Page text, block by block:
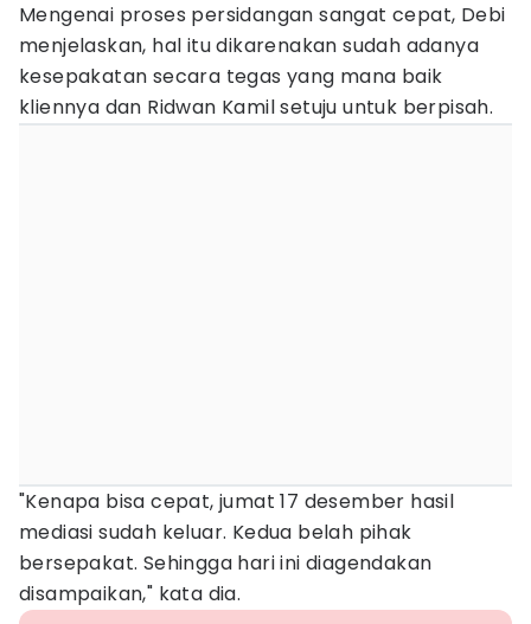
Mengenai proses persidangan sangat cepat, Debi
menjelaskan, hal itu dikarenakan sudah adanya
kesepakatan secara tegas yang mana baik
kliennya dan Ridwan Kamil setuju untuk berpisah.
"Kenapa bisa cepat, jumat 17 desember hasil
mediasi sudah keluar. Kedua belah pihak
bersepakat. Sehingga hari ini diagendakan
disampaikan," kata dia.